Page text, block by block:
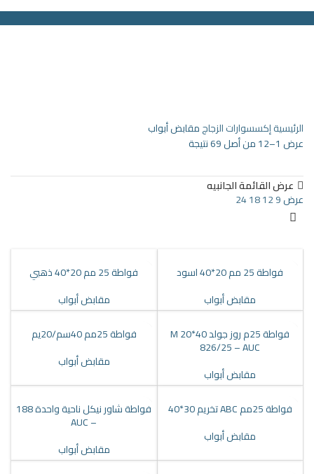
الرئيسيةإكسسوارات الزجاجمقابض أبواب
عرض 1–12 من أصل 69 نتيجة
عرض القائمة الجانبيه
عرض9
12
18
24
فواطة 25 مم 20*40 اسود
مقابض أبواب
فواطة 25 مم 20*40 ذهبي
مقابض أبواب
فواطة 25م روز جولد 40*20 M
826/25 – AUC
مقابض أبواب
فواطة 25مم 40سم/20يم
مقابض أبواب
فواطة 25مم ABC تخريم 30*40
مقابض أبواب
فواطة شاور نيكل ناحية واحدة 188
– AUC
مقابض أبواب